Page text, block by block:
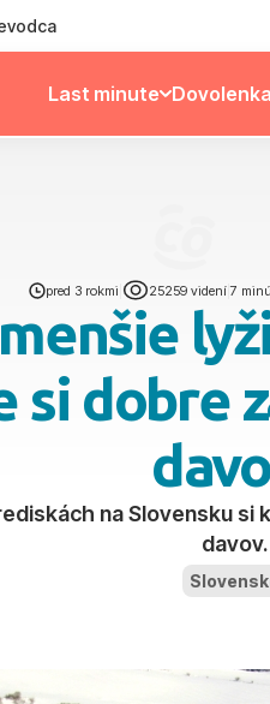
Last minute Dovolenka
pred 3 rokmi 25259 videní|7
si dobre
na Slovensku si
davov.